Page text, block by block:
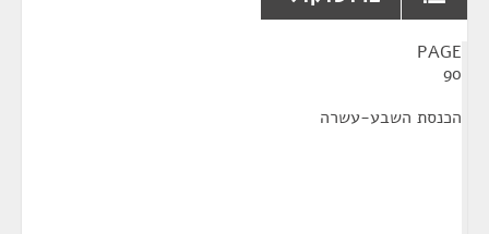
PAGE
90
הכנסת השבע-עשרה